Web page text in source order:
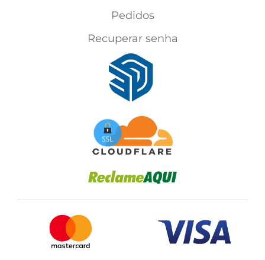
Pedidos
Recuperar senha